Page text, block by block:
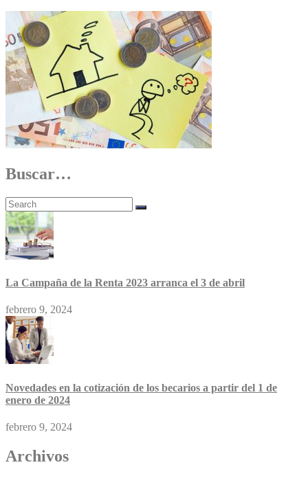
Buscar…
La Campaña de la Renta 2023 arranca el 3 de abril
febrero 9, 2024
Novedades en la cotización de los becarios a partir del 1 de
enero de 2024
febrero 9, 2024
Archivos